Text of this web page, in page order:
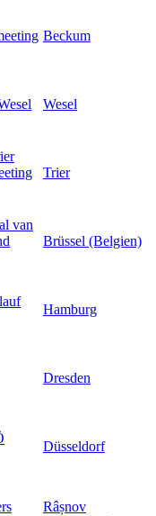
Beckum
Wesel
Trier
van
Brüssel (Belgien)
Hamburg
Dresden
Düsseldorf
Râșnov